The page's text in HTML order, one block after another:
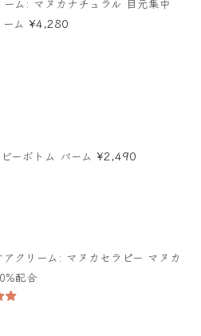
ム ¥4,280
ーボトム バーム ¥2,490
アクリーム: マヌカセラピー マヌカ
配合